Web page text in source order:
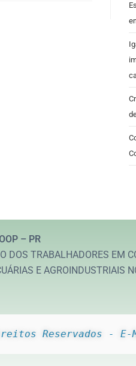
– PR
DOS TRABALHADORES EM
E AGROINDUSTRIAIS
Reservados - E-